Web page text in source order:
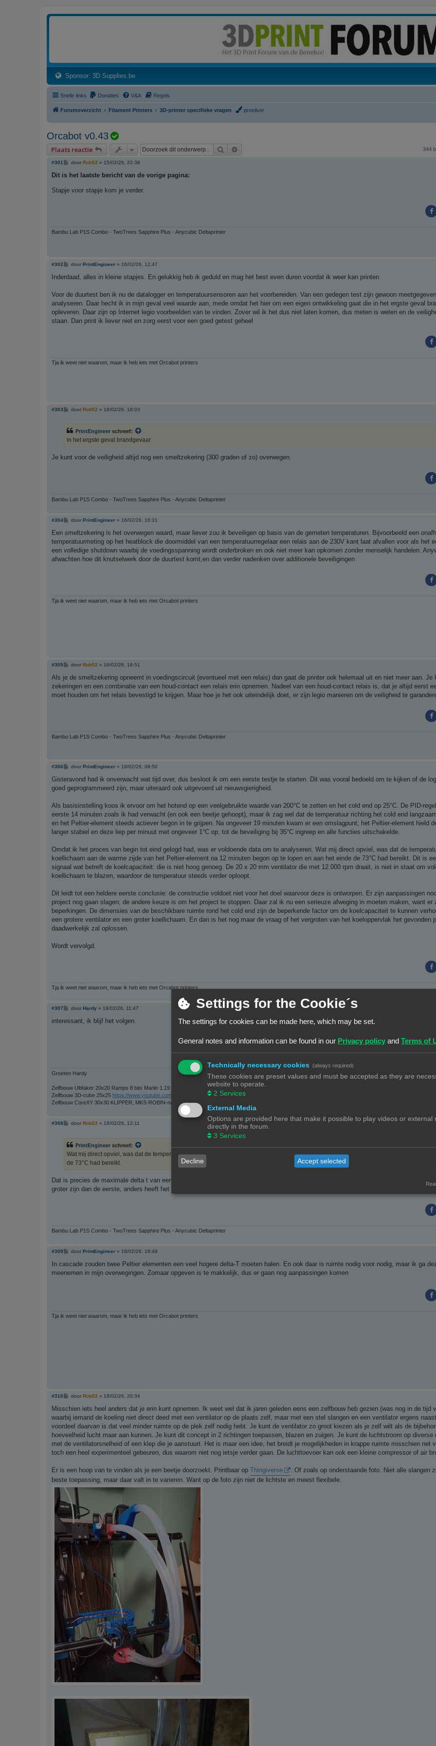
Sponsor: 3D Supplies.be(Opens a new tab)
Snelle links Donaties V&A Regels
Forumoverzicht Filament Printers 3D-printer specifieke vragen prosilver
Orcabot v0.43
n
d
r
w
i
g
e
l
o
s
Plaats reactie Zoek 344
#301
B
r
h
door Rob52 » 15/02/26, 22:38
Dit is het laatste bericht van de vorige pagina:
Stapje voor stapje kom je verder.
Bambu Lab P1S Combo - TwoTrees Sapphire Plus - Anycubic Deltaprinter
#302
B
r
h
door PrintEngineer» 16/02/26, 12:47
Inderdaad, alles in kleine stapjes. En gelukkig heb ik geduld en mag het best even duren voordat ik weer kan printen
Voor de duurtest ben ik nu de datalogger en temperatuursensoren aan het voorbereiden. Van een gedegen test zijn gewoon
analyseren. Daar hecht ik in mijn geval veel waarde aan, mede omdat het hier om een eigen ontwikkeling gaat die in het ergste geval
opleveren. Daar zijn op Internet legio voorbeelden van te vinden. Zover wil ik het dus niet laten komen, dus meten is weten en de
staan. Dan print ik liever niet en zorg eerst voor een goed getest geheel
Tja ik weet niet waarom, maar ik heb iets met Orcabot printers
#303
B
c
h
door Rob52 » 16/02/26, 16:03
PrintEngineer schreef:
in het ergste geval brandgevaar
Je kunt voor de veiligheid altijd nog een smeltzekering (300 graden of zo) overwegen.
Bambu Lab P1S Combo - TwoTrees Sapphire Plus - Anycubic Deltaprinter
#304
B
r
c
h
door PrintEngineer» 16/02/26, 16:31
Een smeltzekering is het overwegen waard, maar liever zou ik beveiligen op basis van de gemeten temperaturen. Bijvoorbeeld een
temperatuurmeting op het heatblock die doormiddel van een temperatuurregelaar een relais aan de 230V kant laat afvallen voor als het
een volledige shutdown waarbij de voedingsspanning wordt onderbroken en ook niet meer kan opkomen zonder menselijk handelen.
afwachten hoe dit knutselwerk door de duurtest komt,en dan verder nadenken over additionele beveiligingen
Tja ik weet niet waarom, maar ik heb iets met Orcabot printers
#305
B
r
c
h
door Rob52 » 16/02/26, 16:51
Als je de smeltzekering opneemt in voedingscircuit (eventueel met een relais) dan gaat de printer ook helemaal uit en niet meer aan. Je
zekeringen en een combinatie van een houd-contact een relais erin opnemen. Nadeel van een houd-contact relais is, dat je altijd eerst
moet houden om het relais bevestigd te krijgen. Maar hoe je het ook uiteindelijk doet, er zijn legio manieren om de veiligheid te
Bambu Lab P1S Combo - TwoTrees Sapphire Plus - Anycubic Deltaprinter
#306
B
r
c
door PrintEngineer» 18/02/26, 09:50
Gisteravond had ik onverwacht wat tijd over, dus besloot ik om een eerste testje te starten. Dit was vooral bedoeld om te kijken of de
goed geprogrammeerd zijn, maar uiteraard ook uitgevoerd uit nieuwsgierigheid.
Als basisinstelling koos ik ervoor om het hotend op een veelgebruikte waarde van 200°C te zetten en het cold end op 25°C. De PID-
eerste 14 minuten zoals ik had verwacht (en ook een beetje gehoopt), maar ik zag wel dat de temperatuur richting het cold end
en het Peltier-element steeds actiever begon in te grijpen. Na ongeveer 19 minuten kwam er een omslagpunt; het Peltier-element hield
langer stabiel en deze liep per minuut met ongeveer 1°C op, tot de beveiliging bij 35°C ingreep en alle functies uitschakelde.
Omdat ik het proces van begin tot eind gelogd had, was er voldoende data om te analyseren. Wat mij direct opviel, was dat de
koellichaam aan de warme zijde van het Peltier-element na 12 minuten begon op te lopen en aan het einde de 73°C had bereikt. Dit is
signaal wat betreft de koelcapaciteit: die is niet hoog genoeg. De 20 x 20 mm ventilator die met 12.000 rpm draait, is niet in staat om
koellichaam te blazen, waardoor de temperatuur steeds verder oploopt.
Dit leidt tot een heldere eerste conclusie: de constructie voldoet niet voor het doel waarvoor deze is ontworpen. Er zijn aanpassingen
project nog gaan slagen; de andere keuze is om het project te stoppen. Daar zal ik nu een serieuze afweging in moeten maken, want er
beperkingen. De dimensies van de beschikbare ruimte rond het cold end zijn de beperkende factor om de koelcapaciteit te kunnen
een grotere ventilator en een groter koellichaam. En dan is het nog maar de vraag of het vergroten van het koeloppervlak het gevonden
daadwerkelijk zal oplossen.
Wordt vervolgd.
Tja ik weet niet waarom, maar ik heb iets met Orcabot printers
#307
B
r
door Hardy» 18/02/26, 11:47
interessant, ik blijf het volgen.
Groeten Hardy
Zelfbouw Ultifaker 20x20 Ramps 8 bits Marlin 1.19
Zelfbouw 3D-cube 25x25 https://www.youtube.com/watch?v=udCxjZcOA-c&t=8s
Zelfbouw CoreXY 30x30 KLIPPER, MKS-ROBIN-nano via CanBus
#308
B
c
h
t
door Rob52 » 18/02/26, 12:11
PrintEngineer schreef:
Wat mij direct opviel, was dat de temperatuur van het koellichaam aan de warme zijde van het Peltier-element na 12 minuten begon op te
de 73°C had bereikt.
Dat is precies de maximale delta t van een Peltier element. Je hebt weinig ruimte, maar misschien werkt een cascade schakeling. Moet
groter zijn dan de eerste, anders heeft het geen zin.
Bambu Lab P1S Combo - TwoTrees Sapphire Plus - Anycubic Deltaprinter
#309
B
r
c
door PrintEngineer» 18/02/26, 18:49
In cascade zouden twee Peltier elementen een veel hogere delta-T moeten halen. En ook daar is ruimte nodig voor nodig, maar ik ga
meenemen in mijn overwegingen. Zomaar opgeven is te makkelijk, dus er gaan nog aanpassingen komen
Tja ik weet niet waarom, maar ik heb iets met Orcabot printers
#310
B
r
c
h
door Rob52 » 18/02/26, 20:34
Misschien iets heel anders dat je erin kunt opnemen. Ik weet wel dat ik jaren geleden eens een zelfbouw heb gezien (was nog in de tijd
waarbij iemand de koeling niet direct deed met een ventilator op de plaats zelf, maar met een stel slangen en een ventilator ergens
voordeel daarvan is dat veel minder ruimte op de plek zelf nodig hebt. Je kunt de ventilator zo groot kiezen als je zelf wilt als de
hoeveelheid lucht maar aan kunnen. Je kunt dit concept in 2 richtingen toepassen, blazen en zuigen. Je kunt de luchtstroom op diverse
met de ventilatorsnelheid of een klep die je aanstuurt. Het is maar een idee, het breidt je mogelijkheden in krappe ruimte misschien net
toch een heel experimenteel gebeuren, dus waarom niet nog ietsje verder gaan. De luchttoevoer kan ook een kleine compressor of air
Er is een hoop van te vinden als je een beetje doorzoekt. Printbaar op Thingiverse
. Of zoals op onderstaande foto. Niet alle slangen
beste toepassing, maar daar valt in te varieren. Want op de foto zijn niet de lichtste en meest flexibele.
Settings for the Cookie´s
The settings for cookies can be made here, which may be set.
General notes and information can be found in our Privacy policy and Terms of
Technically necessary cookies (always required)
These cookies are preset values and must be accepted as they are
website to operate.
2 Services
External Media
Options are provided here that make it possible to play videos or external
directly in the forum.
3 Services
Decline Accept selected